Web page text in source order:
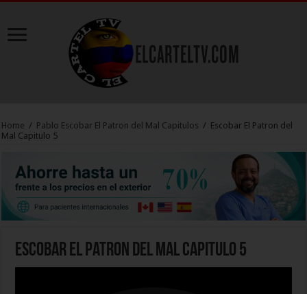
Home / Pablo Escobar El Patron del Mal Capitulos / Escobar El Patron del
Mal Capitulo 5
Escobar El Patron del Mal Capitulo 5